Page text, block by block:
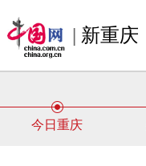
| 新重庆
今日重庆